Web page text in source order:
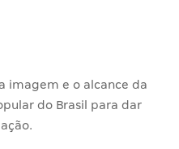
imagem e o alcance da
do Brasil para dar